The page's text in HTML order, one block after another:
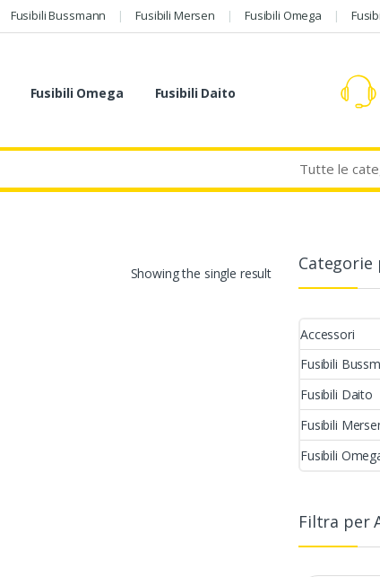
Fusibili Bussmann Fusibili Mersen Fusibili Omega
Fusibili Omega Fusibili Daito
Showing the single result
Accessori
Fusibili
Fusibili Daito
Fusibili
Fusibili
Filtra per